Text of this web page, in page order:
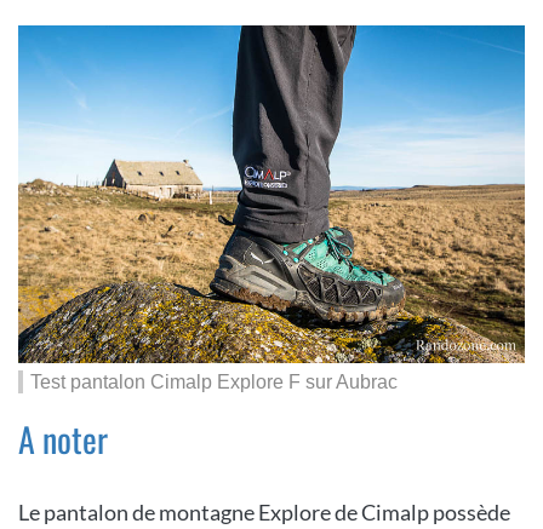
Test pantalon Cimalp Explore F sur Aubrac
A noter
Le pantalon de montagne Explore de Cimalp possède